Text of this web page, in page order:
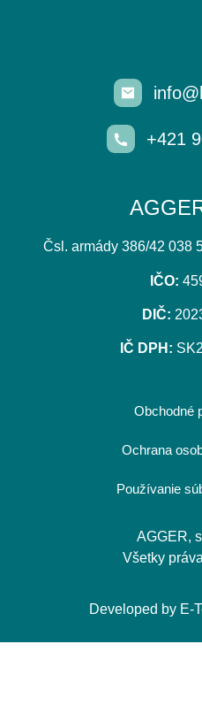
+421
Čsl. armády 386/42 038
IČO:
DIČ:
IČ DPH:
Obchodné
Ochrana
Používanie
AGGER,
Všetky
Developed by E-